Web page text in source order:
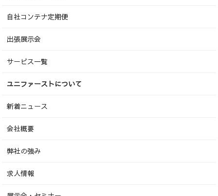
自社コンテナ定期便
出張展示会
サービス一覧
ユニファーストについて
新着ニュース
会社概要
弊社の強み
求人情報